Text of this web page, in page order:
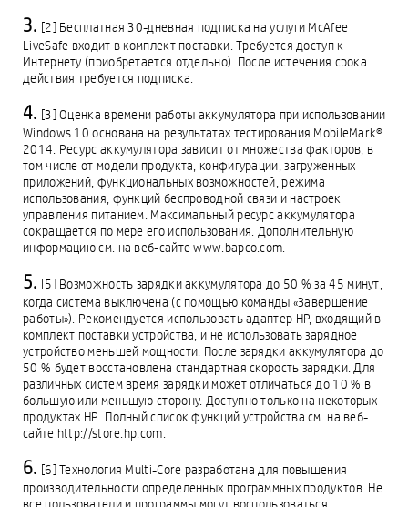
[2] Бесплатная 30-дневная подписка на услуги McAfee
LiveSafe входит в комплект поставки. Требуется доступ к
Интернету (приобретается отдельно). После истечения срока
действия требуется подписка.
[3] Оценка времени работы аккумулятора при использовании
Windows 10 основана на результатах тестирования MobileMark®
2014. Ресурс аккумулятора зависит от множества факторов, в
том числе от модели продукта, конфигурации, загруженных
приложений, функциональных возможностей, режима
использования, функций беспроводной связи и настроек
управления питанием. Максимальный ресурс аккумулятора
сокращается по мере его использования. Дополнительную
информацию см. на веб-сайте www.bapco.com.
[5] Возможность зарядки аккумулятора до 50 % за 45 минут,
когда система выключена (с помощью команды «Завершение
работы»). Рекомендуется использовать адаптер HP, входящий в
комплект поставки устройства, и не использовать зарядное
устройство меньшей мощности. После зарядки аккумулятора до
50 % будет восстановлена стандартная скорость зарядки. Для
различных систем время зарядки может отличаться до 10 % в
большую или меньшую сторону. Доступно только на некоторых
продуктах HP. Полный список функций устройства см. на веб-
сайте http://store.hp.com.
[6] Технология Multi-Core разработана для повышения
производительности определенных программных продуктов. Не